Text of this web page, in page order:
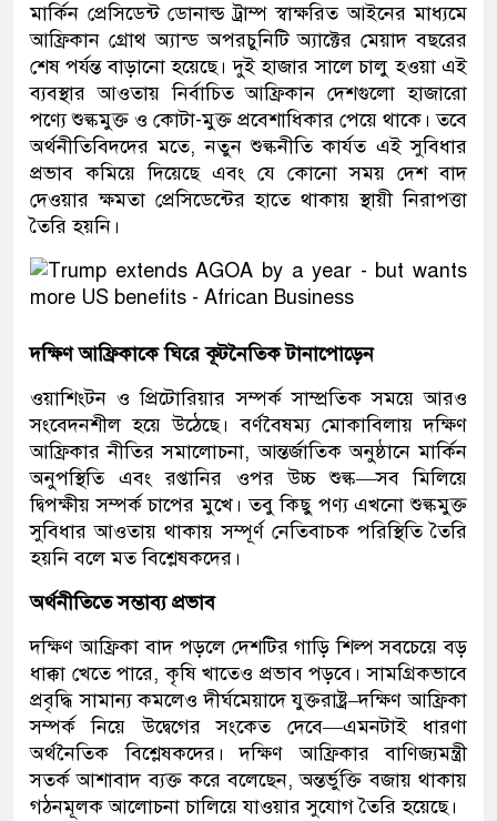
মার্কিন প্রেসিডেন্ট ডোনাল্ড ট্রাম্প স্বাক্ষরিত আইনের মাধ্যমে
আফ্রিকান গ্রোথ অ্যান্ড অপরচুনিটি অ্যাক্টের মেয়াদ বছরের
শেষ পর্যন্ত বাড়ানো হয়েছে। দুই হাজার সালে চালু হওয়া এই
ব্যবস্থার আওতায় নির্বাচিত আফ্রিকান দেশগুলো হাজারো
পণ্যে শুল্কমুক্ত ও কোটা-মুক্ত প্রবেশাধিকার পেয়ে থাকে। তবে
অর্থনীতিবিদদের মতে, নতুন শুল্কনীতি কার্যত এই সুবিধার
প্রভাব কমিয়ে দিয়েছে এবং যে কোনো সময় দেশ বাদ
দেওয়ার ক্ষমতা প্রেসিডেন্টের হাতে থাকায় স্থায়ী নিরাপত্তা
তৈরি হয়নি।
দক্ষিণ আফ্রিকাকে ঘিরে কূটনৈতিক টানাপোড়েন
ওয়াশিংটন ও প্রিটোরিয়ার সম্পর্ক সাম্প্রতিক সময়ে আরও
সংবেদনশীল হয়ে উঠেছে। বর্ণবৈষম্য মোকাবিলায় দক্ষিণ
আফ্রিকার নীতির সমালোচনা, আন্তর্জাতিক অনুষ্ঠানে মার্কিন
অনুপস্থিতি এবং রপ্তানির ওপর উচ্চ শুল্ক—সব মিলিয়ে
দ্বিপক্ষীয় সম্পর্ক চাপের মুখে। তবু কিছু পণ্য এখনো শুল্কমুক্ত
সুবিধার আওতায় থাকায় সম্পূর্ণ নেতিবাচক পরিস্থিতি তৈরি
হয়নি বলে মত বিশ্লেষকদের।
অর্থনীতিতে সম্ভাব্য প্রভাব
দক্ষিণ আফ্রিকা বাদ পড়লে দেশটির গাড়ি শিল্প সবচেয়ে বড়
ধাক্কা খেতে পারে, কৃষি খাতেও প্রভাব পড়বে। সামগ্রিকভাবে
প্রবৃদ্ধি সামান্য কমলেও দীর্ঘমেয়াদে যুক্তরাষ্ট্র–দক্ষিণ আফ্রিকা
সম্পর্ক নিয়ে উদ্বেগের সংকেত দেবে—এমনটাই ধারণা
অর্থনৈতিক বিশ্লেষকদের। দক্ষিণ আফ্রিকার বাণিজ্যমন্ত্রী
সতর্ক আশাবাদ ব্যক্ত করে বলেছেন, অন্তর্ভুক্তি বজায় থাকায়
গঠনমূলক আলোচনা চালিয়ে যাওয়ার সুযোগ তৈরি হয়েছে।